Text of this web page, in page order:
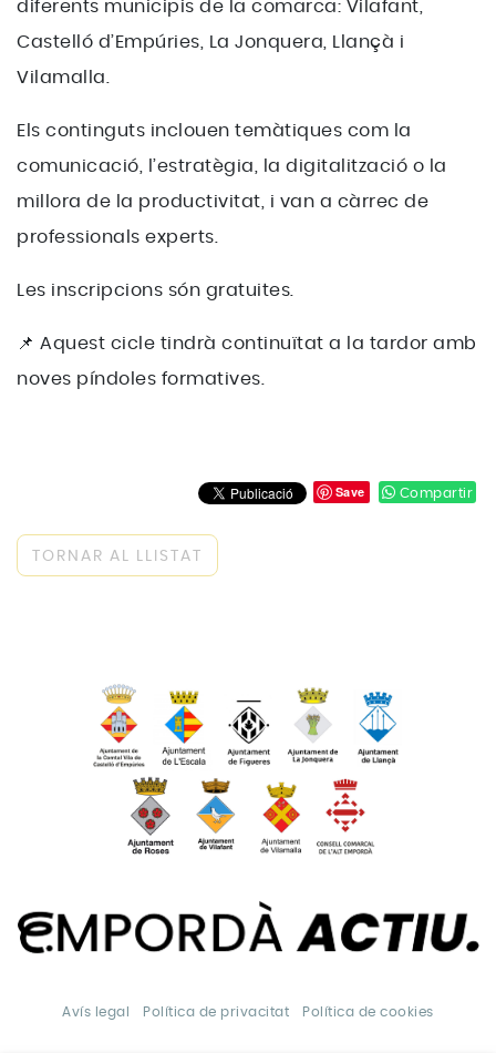
diferents municipis de la comarca: Vilafant,
Castelló d’Empúries, La Jonquera, Llançà i
Vilamalla.
Els continguts inclouen temàtiques com la
comunicació, l’estratègia, la digitalització o la
millora de la productivitat, i van a càrrec de
professionals experts.
Les inscripcions són gratuites.
📌 Aquest cicle tindrà continuïtat a la tardor amb
noves píndoles formatives.
Save Compartir
TORNAR AL LLISTAT
Avís legal Política de privacitat Política de cookies